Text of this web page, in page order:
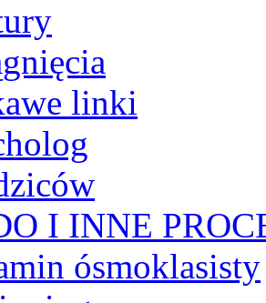
linki
I INNE
ósmoklasisty